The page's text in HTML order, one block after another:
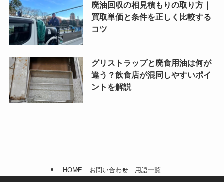
廃油回収の相見積もりの取り方｜
買取単価と条件を正しく比較する
コツ
グリストラップと廃食用油は何が
違う？飲食店が混同しやすいポイ
ントを解説
HOME お問い合わせ 用語一覧